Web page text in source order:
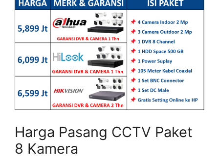
Harga Pasang CCTV Paket
8 Kamera